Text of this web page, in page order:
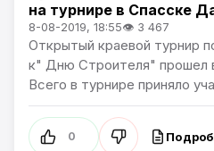
на турнире в Спасске
8-08-2019, 18:55👁 3 467
Открытый краевой турнир
к" Дню Строителя" прошел
Всего в турнире приняло
0